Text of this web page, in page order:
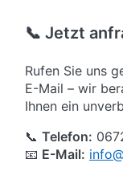
📞 Jetzt
Rufen Sie uns
E-Mail – wir
Ihnen ein
📞 Telefon:
📧 E-Mail: